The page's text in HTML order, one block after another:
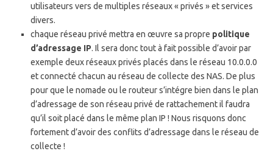
utilisateurs vers de multiples réseaux « privés » et services
divers.
chaque réseau privé mettra en œuvre sa propre politique
d’adressage IP. Il sera donc tout à fait possible d’avoir par
exemple deux réseaux privés placés dans le réseau 10.0.0.0
et connecté chacun au réseau de collecte des NAS. De plus
pour que le nomade ou le routeur s’intégre bien dans le plan
d’adressage de son réseau privé de rattachement il faudra
qu’il soit placé dans le même plan IP ! Nous risquons donc
fortement d’avoir des conflits d’adressage dans le réseau de
collecte !